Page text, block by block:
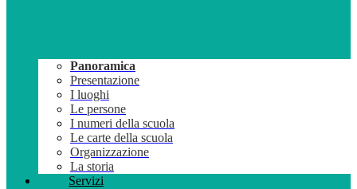
Panoramica
Presentazione
I luoghi
Le persone
I numeri della scuola
Le carte della scuola
Organizzazione
La storia
Servizi